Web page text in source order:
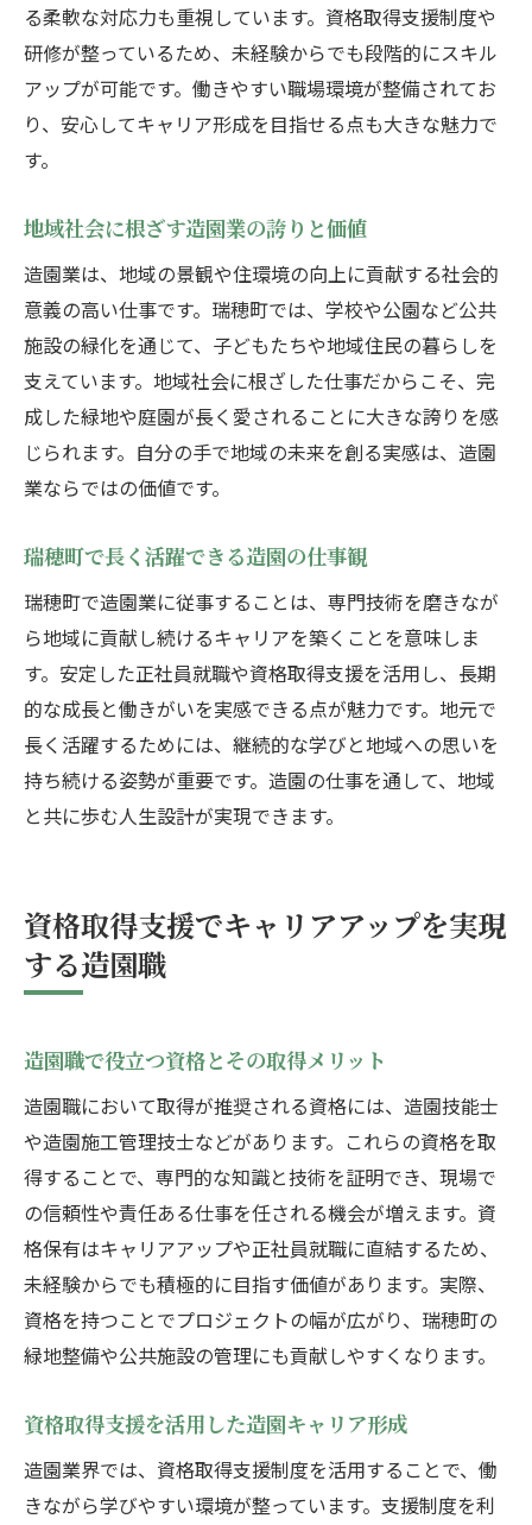
る柔軟な対応力も重視しています。資格取得支援制度や
研修が整っているため、未経験からでも段階的にスキル
アップが可能です。働きやすい職場環境が整備されてお
り、安心してキャリア形成を目指せる点も大きな魅力で
す。
地域社会に根ざす造園業の誇りと価値
造園業は、地域の景観や住環境の向上に貢献する社会的
意義の高い仕事です。瑞穂町では、学校や公園など公共
施設の緑化を通じて、子どもたちや地域住民の暮らしを
支えています。地域社会に根ざした仕事だからこそ、完
成した緑地や庭園が長く愛されることに大きな誇りを感
じられます。自分の手で地域の未来を創る実感は、造園
業ならではの価値です。
瑞穂町で長く活躍できる造園の仕事観
瑞穂町で造園業に従事することは、専門技術を磨きなが
ら地域に貢献し続けるキャリアを築くことを意味しま
す。安定した正社員就職や資格取得支援を活用し、長期
的な成長と働きがいを実感できる点が魅力です。地元で
長く活躍するためには、継続的な学びと地域への思いを
持ち続ける姿勢が重要です。造園の仕事を通して、地域
と共に歩む人生設計が実現できます。
資格取得支援でキャリアアップを実現
する造園職
造園職で役立つ資格とその取得メリット
造園職において取得が推奨される資格には、造園技能士
や造園施工管理技士などがあります。これらの資格を取
得することで、専門的な知識と技術を証明でき、現場で
の信頼性や責任ある仕事を任される機会が増えます。資
格保有はキャリアアップや正社員就職に直結するため、
未経験からでも積極的に目指す価値があります。実際、
資格を持つことでプロジェクトの幅が広がり、瑞穂町の
緑地整備や公共施設の管理にも貢献しやすくなります。
資格取得支援を活用した造園キャリア形成
造園業界では、資格取得支援制度を活用することで、働
きながら学びやすい環境が整っています。支援制度を利